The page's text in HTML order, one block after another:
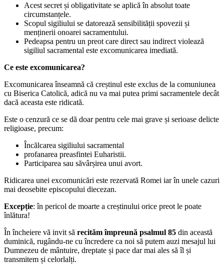
Acest secret și obligativitate se aplică în absolut toate
circumstanțele.
Scopul sigiliului se datorează sensibilității spovezii și
menținerii onoarei sacramentului.
Pedeapsa pentru un preot care direct sau indirect violează
sigiliul sacramental este excomunicarea imediată.
Ce este excomunicarea?
Excomunicarea înseamnă că creștinul este exclus de la comuniunea
cu Biserica Catolică, adică nu va mai putea primi sacramentele decât
dacă aceasta este ridicată.
Este o cenzură ce se dă doar pentru cele mai grave și serioase delicte
religioase, precum:
Încălcarea sigiliului sacramental
profanarea preasfintei Euharistii.
Participarea sau săvârșirea unui avort.
Ridicarea unei excomunicări este rezervată Romei iar în unele cazuri
mai deosebite episcopului diecezan.
Excepție: în pericol de moarte a creștinului orice preot le poate
înlătura!
În încheiere vă invit să recităm împreună psalmul 85 din această
duminică, rugându-ne cu încredere ca noi să putem auzi mesajul lui
Dumnezeu de mântuire, dreptate și pace dar mai ales să îl și
transmitem și celorlalți.